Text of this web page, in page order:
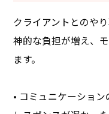
クライアントとのや
神的な負担が増え、
ます。
• コミュニケーショ